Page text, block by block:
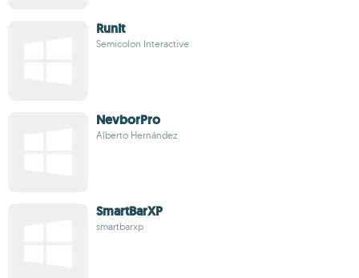
RunIt
Semicolon Interactive
NevborPro
Alberto Hernández
SmartBarXP
smartbarxp